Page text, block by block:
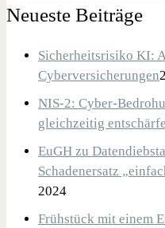
Neueste Beiträge
Sicherheitsrisiko KI:
Cyberversicherungen
NIS-2: Cyber-
gleichzeitig
EuGH zu
Schadenersatz
2024
Frühstück mit einem